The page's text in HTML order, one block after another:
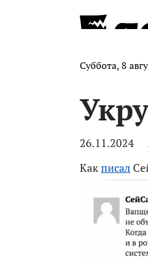
Суббота, 8
26.11.2024
Какписал